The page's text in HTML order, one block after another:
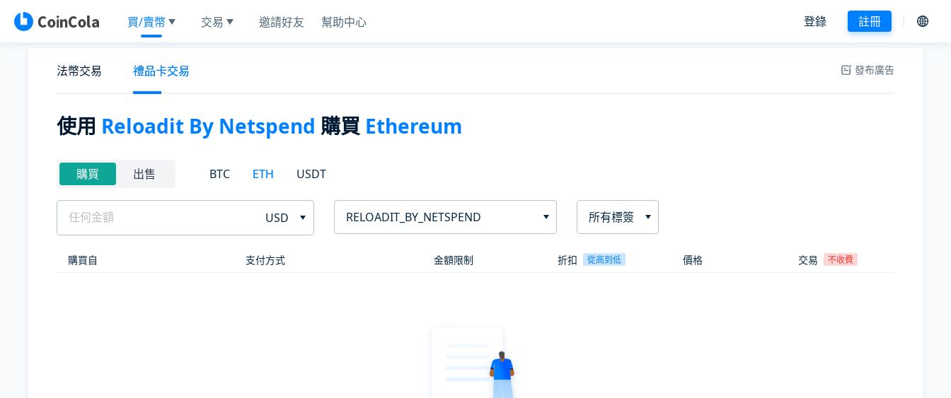
買/賣幣 交易 邀請好友 幫助中心 登錄 註冊
法幣交易 禮品卡交易 發布廣告
使用 Reloadit By Netspend 購買 Ethereum
購買 出售 BTC ETH USDT
USD RELOADIT_BY_NETSPEND 所有標簽
購買自 支付方式 金額限制 折扣 從高到低 價格 交易 不收費